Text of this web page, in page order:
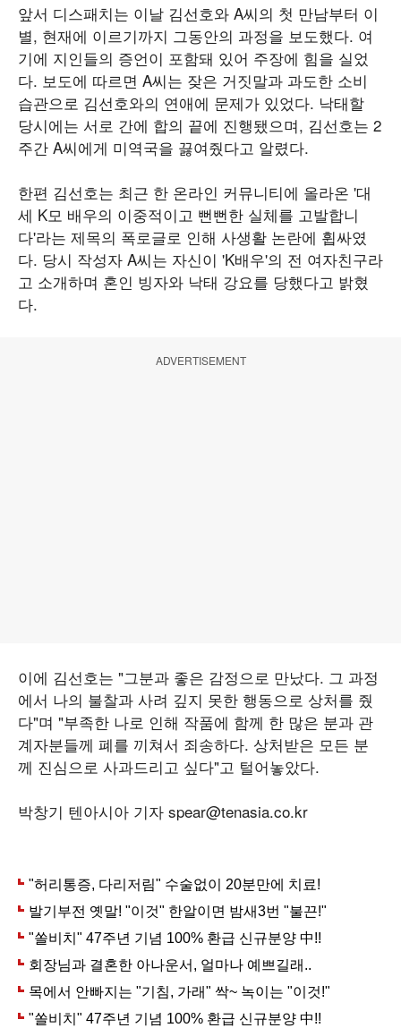
앞서 디스패치는 이날 김선호와 A씨의 첫 만남부터 이
별, 현재에 이르기까지 그동안의 과정을 보도했다. 여
기에 지인들의 증언이 포함돼 있어 주장에 힘을 실었
다. 보도에 따르면 A씨는 잦은 거짓말과 과도한 소비
습관으로 김선호와의 연애에 문제가 있었다. 낙태할
당시에는 서로 간에 합의 끝에 진행됐으며, 김선호는 2
주간 A씨에게 미역국을 끓여줬다고 알렸다.
한편 김선호는 최근 한 온라인 커뮤니티에 올라온 '대
세 K모 배우의 이중적이고 뻔뻔한 실체를 고발합니
다'라는 제목의 폭로글로 인해 사생활 논란에 휩싸였
다. 당시 작성자 A씨는 자신이 'K배우'의 전 여자친구라
고 소개하며 혼인 빙자와 낙태 강요를 당했다고 밝혔
다.
ADVERTISEMENT
이에 김선호는 "그분과 좋은 감정으로 만났다. 그 과정
에서 나의 불찰과 사려 깊지 못한 행동으로 상처를 줬
다"며 "부족한 나로 인해 작품에 함께 한 많은 분과 관
계자분들께 폐를 끼쳐서 죄송하다. 상처받은 모든 분
께 진심으로 사과드리고 싶다"고 털어놓았다.
박창기 텐아시아 기자 spear@tenasia.co.kr